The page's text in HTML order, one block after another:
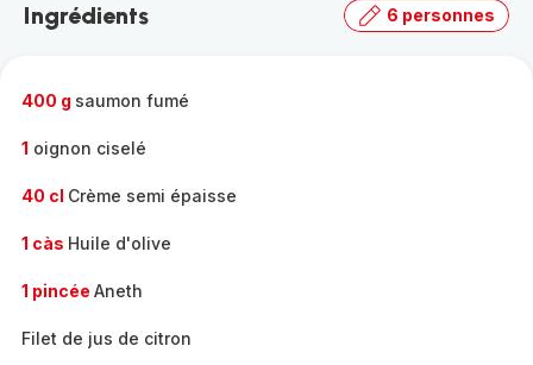
gamme
Ingrédients 6 personnes
400 g saumon fumé
1 oignon ciselé
40 cl Crème semi épaisse
1 càs Huile d'olive
1 pincée Aneth
Filet de jus de citron